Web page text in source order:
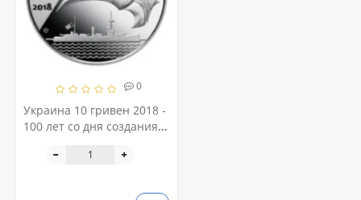
0
Украина 10 гривен 2018 -
100 лет со дня создания